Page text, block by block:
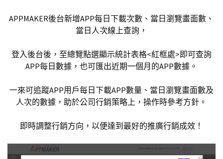
APPMAKER後台新增APP每日下載次數、當日瀏覽畫面數、
當日人次線上查詢，
登入後台後，至總覽點選顯示統計表格<紅框處>即可查詢
APP每日數據，也可匯出近期一個月的APP數據。
一來可追蹤APP用戶每日下載APP數量、當日瀏覽畫面數及
人次的數據，助於公司行銷策略上，操作時參考方針。
即時調整行銷方向，以便達到最好的推廣行銷成效！